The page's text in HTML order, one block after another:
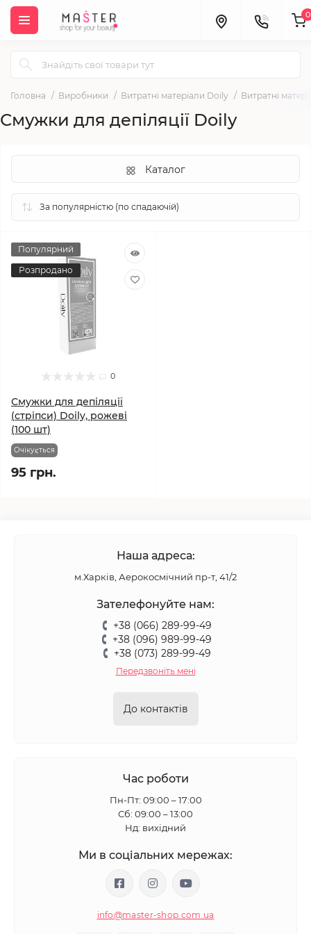
0
Головна Виробники Витратні матеріали Doily Витратні
Смужки для депіляції Doily
Каталог
Популярний
Розпродано
0
Смужки для депіляції
(стріпси) Doily, рожеві
(100 шт)
Очікується
95 грн.
Наша адреса:
м.Харків, Аерокосмічний пр-т, 41/2
Зателефонуйте нам:
+38 (066) 289-99-49
+38 (096) 989-99-49
+38 (073) 289-99-49
Передзвоніть мені
До контактів
Час роботи
Пн-Пт: 09:00 – 17:00
Сб: 09:00 – 13:00
Нд: вихідний
Ми в соціальних мережах:
info@master-shop.com.ua